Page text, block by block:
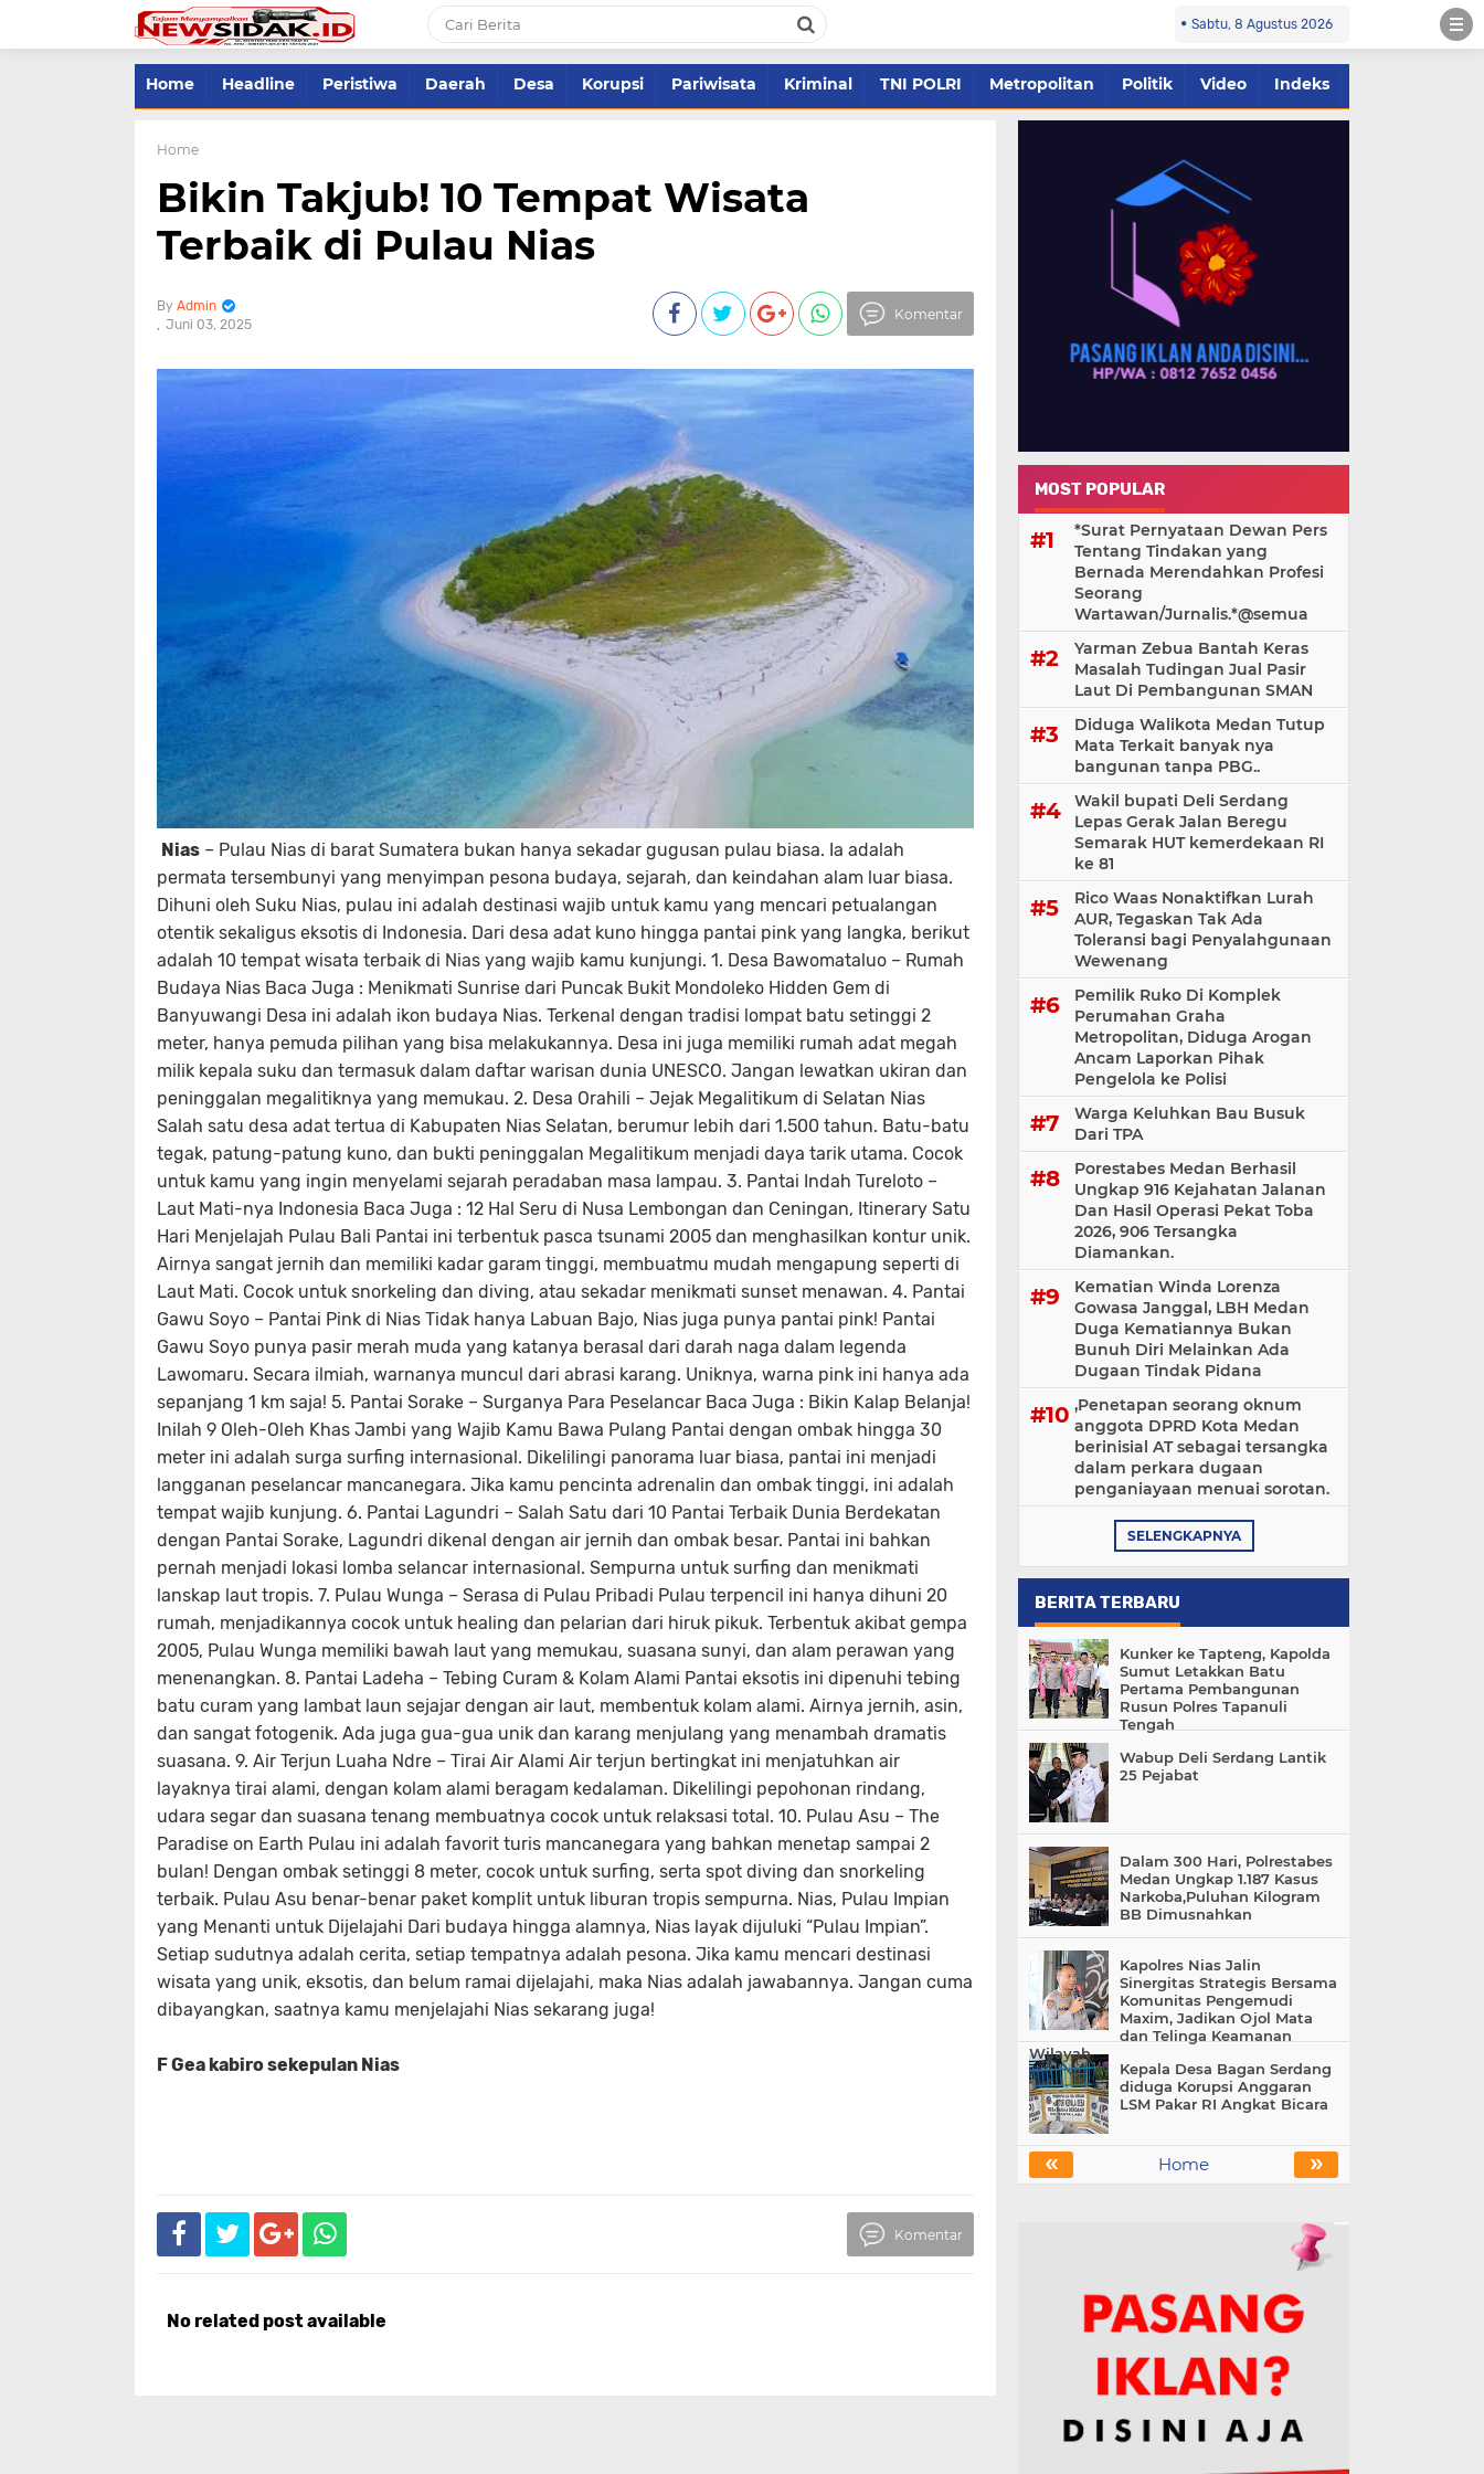
Sabtu, 8 Agustus 2026
Home Headline Peristiwa Daerah Desa Korupsi Pariwisata Kriminal TNI POLRI Metropolitan Politik Video Indeks
Home
Bikin Takjub! 10 Tempat Wisata
Terbaik di Pulau Nias
Admin
Juni 03, 2025
Komentar
Nias – Pulau Nias di barat Sumatera bukan hanya sekadar gugusan pulau biasa. Ia adalah
permata tersembunyi yang menyimpan pesona budaya, sejarah, dan keindahan alam luar biasa.
Dihuni oleh Suku Nias, pulau ini adalah destinasi wajib untuk kamu yang mencari petualangan
otentik sekaligus eksotis di Indonesia. Dari desa adat kuno hingga pantai pink yang langka, berikut
adalah 10 tempat wisata terbaik di Nias yang wajib kamu kunjungi. 1. Desa Bawomataluo – Rumah
Budaya Nias Baca Juga : Menikmati Sunrise dari Puncak Bukit Mondoleko Hidden Gem di
Banyuwangi Desa ini adalah ikon budaya Nias. Terkenal dengan tradisi lompat batu setinggi 2
meter, hanya pemuda pilihan yang bisa melakukannya. Desa ini juga memiliki rumah adat megah
milik kepala suku dan termasuk dalam daftar warisan dunia UNESCO. Jangan lewatkan ukiran dan
peninggalan megalitiknya yang memukau. 2. Desa Orahili – Jejak Megalitikum di Selatan Nias
Salah satu desa adat tertua di Kabupaten Nias Selatan, berumur lebih dari 1.500 tahun. Batu-batu
tegak, patung-patung kuno, dan bukti peninggalan Megalitikum menjadi daya tarik utama. Cocok
untuk kamu yang ingin menyelami sejarah peradaban masa lampau. 3. Pantai Indah Tureloto –
Laut Mati-nya Indonesia Baca Juga : 12 Hal Seru di Nusa Lembongan dan Ceningan, Itinerary Satu
Hari Menjelajah Pulau Bali Pantai ini terbentuk pasca tsunami 2005 dan menghasilkan kontur unik.
Airnya sangat jernih dan memiliki kadar garam tinggi, membuatmu mudah mengapung seperti di
Laut Mati. Cocok untuk snorkeling dan diving, atau sekadar menikmati sunset menawan. 4. Pantai
Gawu Soyo – Pantai Pink di Nias Tidak hanya Labuan Bajo, Nias juga punya pantai pink! Pantai
Gawu Soyo punya pasir merah muda yang katanya berasal dari darah naga dalam legenda
Lawomaru. Secara ilmiah, warnanya muncul dari abrasi karang. Uniknya, warna pink ini hanya ada
sepanjang 1 km saja! 5. Pantai Sorake – Surganya Para Peselancar Baca Juga : Bikin Kalap Belanja!
Inilah 9 Oleh-Oleh Khas Jambi yang Wajib Kamu Bawa Pulang Pantai dengan ombak hingga 30
meter ini adalah surga surfing internasional. Dikelilingi panorama luar biasa, pantai ini menjadi
langganan peselancar mancanegara. Jika kamu pencinta adrenalin dan ombak tinggi, ini adalah
tempat wajib kunjung. 6. Pantai Lagundri – Salah Satu dari 10 Pantai Terbaik Dunia Berdekatan
dengan Pantai Sorake, Lagundri dikenal dengan air jernih dan ombak besar. Pantai ini bahkan
pernah menjadi lokasi lomba selancar internasional. Sempurna untuk surfing dan menikmati
lanskap laut tropis. 7. Pulau Wunga – Serasa di Pulau Pribadi Pulau terpencil ini hanya dihuni 20
rumah, menjadikannya cocok untuk healing dan pelarian dari hiruk pikuk. Terbentuk akibat gempa
2005, Pulau Wunga memiliki bawah laut yang memukau, suasana sunyi, dan alam perawan yang
menenangkan. 8. Pantai Ladeha – Tebing Curam & Kolam Alami Pantai eksotis ini dipenuhi tebing
batu curam yang lambat laun sejajar dengan air laut, membentuk kolam alami. Airnya jernih, asin,
dan sangat fotogenik. Ada juga gua-gua unik dan karang menjulang yang menambah dramatis
suasana. 9. Air Terjun Luaha Ndre – Tirai Air Alami Air terjun bertingkat ini menjatuhkan air
layaknya tirai alami, dengan kolam alami beragam kedalaman. Dikelilingi pepohonan rindang,
udara segar dan suasana tenang membuatnya cocok untuk relaksasi total. 10. Pulau Asu – The
Paradise on Earth Pulau ini adalah favorit turis mancanegara yang bahkan menetap sampai 2
bulan! Dengan ombak setinggi 8 meter, cocok untuk surfing, serta spot diving dan snorkeling
terbaik. Pulau Asu benar-benar paket komplit untuk liburan tropis sempurna. Nias, Pulau Impian
yang Menanti untuk Dijelajahi Dari budaya hingga alamnya, Nias layak dijuluki “Pulau Impian”.
Setiap sudutnya adalah cerita, setiap tempatnya adalah pesona. Jika kamu mencari destinasi
wisata yang unik, eksotis, dan belum ramai dijelajahi, maka Nias adalah jawabannya. Jangan cuma
dibayangkan, saatnya kamu menjelajahi Nias sekarang juga!
F Gea kabiro sekepulan Nias
Komentar
No related post available
MOST POPULAR
*Surat Pernyataan Dewan Pers
Tentang Tindakan yang
Bernada Merendahkan Profesi
Seorang
Wartawan/Jurnalis.*@⁨semua
Yarman Zebua Bantah Keras
Masalah Tudingan Jual Pasir
Laut Di Pembangunan SMAN
Diduga Walikota Medan Tutup
Mata Terkait banyak nya
bangunan tanpa PBG..
Wakil bupati Deli Serdang
Lepas Gerak Jalan Beregu
Semarak HUT kemerdekaan RI
ke 81
Rico Waas Nonaktifkan Lurah
AUR, Tegaskan Tak Ada
Toleransi bagi Penyalahgunaan
Wewenang
Pemilik Ruko Di Komplek
Perumahan Graha
Metropolitan, Diduga Arogan
Ancam Laporkan Pihak
Pengelola ke Polisi
Warga Keluhkan Bau Busuk
Dari TPA
Porestabes Medan Berhasil
Ungkap 916 Kejahatan Jalanan
Dan Hasil Operasi Pekat Toba
2026, 906 Tersangka
Diamankan.
Kematian Winda Lorenza
Gowasa Janggal, LBH Medan
Duga Kematiannya Bukan
Bunuh Diri Melainkan Ada
Dugaan Tindak Pidana
,Penetapan seorang oknum
anggota DPRD Kota Medan
berinisial AT sebagai tersangka
dalam perkara dugaan
penganiayaan menuai sorotan.
SELENGKAPNYA
BERITA TERBARU
Kunker ke Tapteng, Kapolda
Sumut Letakkan Batu
Pertama Pembangunan
Rusun Polres Tapanuli
Tengah
Wabup Deli Serdang Lantik
25 Pejabat
Dalam 300 Hari, Polrestabes
Medan Ungkap 1.187 Kasus
Narkoba,Puluhan Kilogram
BB Dimusnahkan
Kapolres Nias Jalin
Sinergitas Strategis Bersama
Komunitas Pengemudi
Maxim, Jadikan Ojol Mata
dan Telinga Keamanan
Wilayah
Kepala Desa Bagan Serdang
diduga Korupsi Anggaran
LSM Pakar RI Angkat Bicara
« »
Home